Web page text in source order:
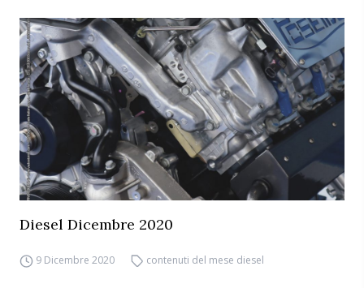
Diesel Dicembre 2020
9 Dicembre 2020 contenuti del mese diesel